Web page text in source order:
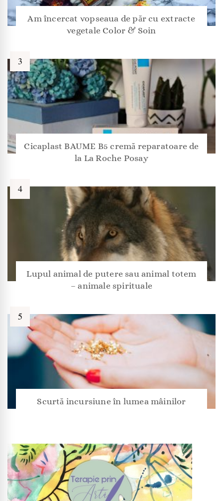
Am încercat vopseaua de păr cu extracte
vegetale Color & Soin
Cicaplast BAUME B5 cremă reparatoare de
la La Roche Posay
Lupul animal de putere sau animal totem
– animale spirituale
Scurtă incursiune în lumea mâinilor